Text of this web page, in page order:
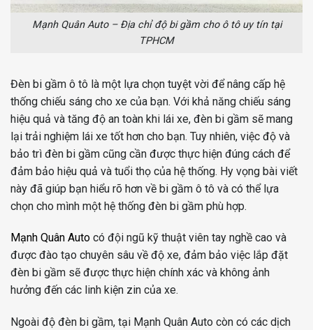
Mạnh Quân Auto – Địa chỉ độ bi gầm cho ô tô uy tín tại
TPHCM
Đèn bi gầm ô tô là một lựa chọn tuyệt vời để nâng cấp hệ
thống chiếu sáng cho xe của bạn. Với khả năng chiếu sáng
hiệu quả và tăng độ an toàn khi lái xe, đèn bi gầm sẽ mang
lại trải nghiệm lái xe tốt hơn cho bạn. Tuy nhiên, việc độ và
bảo trì đèn bi gầm cũng cần được thực hiện đúng cách để
đảm bảo hiệu quả và tuổi thọ của hệ thống. Hy vọng bài viết
này đã giúp bạn hiểu rõ hơn về bi gầm ô tô và có thể lựa
chọn cho mình một hệ thống đèn bi gầm phù hợp.
Mạnh Quân Auto có đội ngũ kỹ thuật viên tay nghề cao và
được đào tạo chuyên sâu về độ xe, đảm bảo việc lắp đặt
đèn bi gầm sẽ được thực hiện chính xác và không ảnh
hưởng đến các linh kiện zin của xe.
Ngoài độ đèn bi gầm, tại Mạnh Quân Auto còn có các dịch